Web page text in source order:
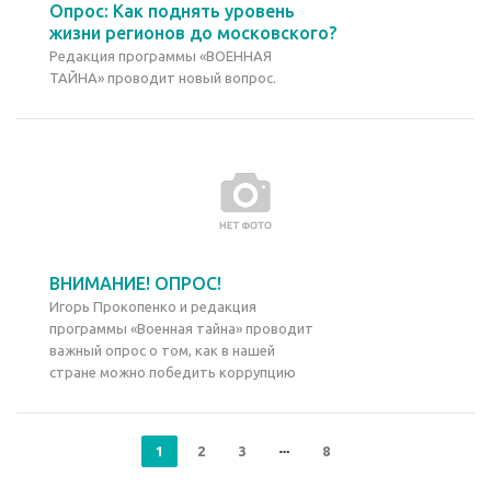
Опрос: Как поднять уровень
жизни регионов до московского?
Редакция программы «ВОЕННАЯ
ТАЙНА» проводит новый вопрос.
ВНИМАНИЕ! ОПРОС!
Игорь Прокопенко и редакция
программы «Военная тайна» проводит
важный опрос о том, как в нашей
стране можно победить коррупцию
1 2 3 8